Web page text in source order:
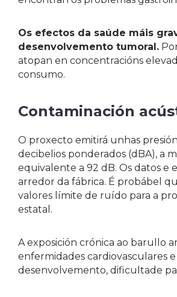
Os efectos da saúde máis
desenvolvemento tumoral.
atopan en concentracións
consumo.
Contaminación
O proxecto emitirá unhas
decibelios ponderados (dBA), a
equivalente a 92 dB. Os datos e
arredor da fábrica. É probábel
valores límite de ruído para a
estatal.
A exposición crónica ao barullo
enfermidades cardiovasculares
desenvolvemento, dificultade